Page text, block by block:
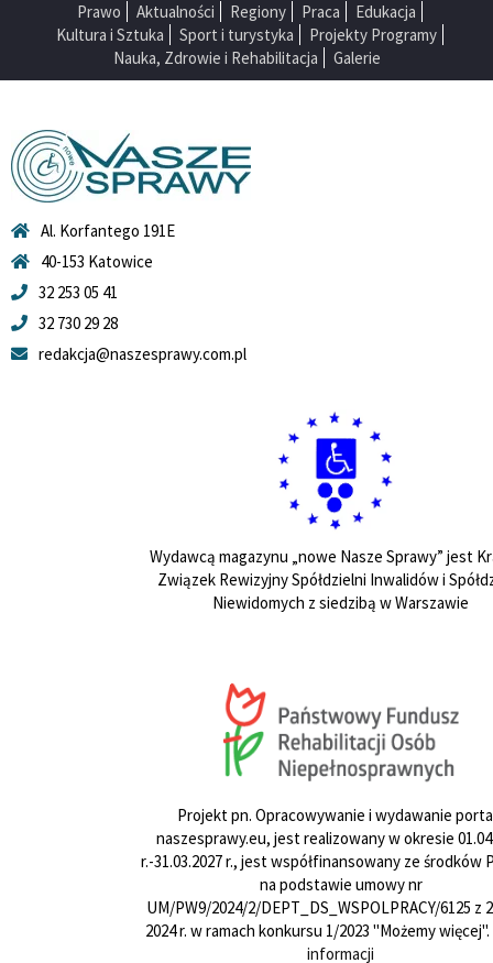
Prawo Aktualności Regiony Praca
Edukacja
Kultura i Sztuka
Sport i turystyka
Projekty Programy
Nauka, Zdrowie i Rehabilitacja
Galerie
Al. Korfantego 191E
40-153 Katowice
32 253 05 41
32 730 29 28
redakcja@naszesprawy.com.pl
Wydawcą magazynu „nowe Nasze Sprawy” jest
Związek Rewizyjny Spółdzielni Inwalidów i
Niewidomych z siedzibą w Warszawie
Projekt pn. Opracowywanie i wydawanie
naszesprawy.eu, jest realizowany w okresie
r.-31.03.2027 r., jest współfinansowany ze środków
na podstawie umowy nr
UM/PW9/2024/2/DEPT_DS_WSPOLPRACY/6125 z
2024 r. w ramach konkursu 1/2023 "Możemy więcej".
informacji